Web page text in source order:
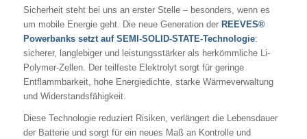
Sicherheit steht bei uns an erster Stelle – besonders, wenn es
um mobile Energie geht. Die neue Generation der REEVES®
Powerbanks setzt auf SEMI-SOLID-STATE-Technologie:
sicherer, langlebiger und leistungsstärker als herkömmliche Li-
Polymer-Zellen. Der teilfeste Elektrolyt sorgt für geringe
Entflammbarkeit, hohe Energiedichte, starke Wärmeverwaltung
und Widerstandsfähigkeit.
Diese Technologie reduziert Risiken, verlängert die Lebensdauer
der Batterie und sorgt für ein neues Maß an Kontrolle und